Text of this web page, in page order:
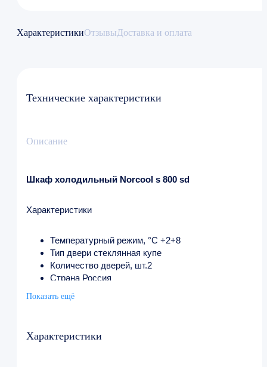
ХарактеристикиОтзывыДоставка и оплата
Технические характеристики
Описание
Шкаф холодильный Norcool s 800 sd
Характеристики
Температурный режим, °C +2+8
Тип двери стеклянная купе
Количество дверей, шт.2
Страна Россия
Вес, кг 120
Охлаждение динамическое
Показать ещё
Характеристики